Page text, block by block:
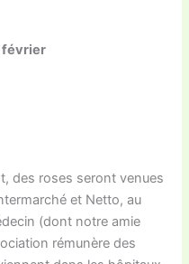
février
des roses seront venues
et Netto, au
(dont notre amie
rémunère des